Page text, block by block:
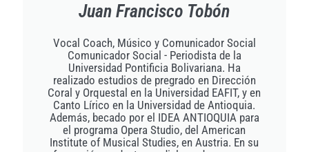
Juan Francisco Tobón
Vocal Coach, Músico y Comunicador Social
Comunicador Social - Periodista de la
Universidad Pontificia Bolivariana. Ha
realizado estudios de pregrado en Dirección
Coral y Orquestal en la Universidad EAFIT, y en
Canto Lírico en la Universidad de Antioquia.
Además, becado por el IDEA ANTIOQUIA para
el programa Opera Studio, del American
Institute of Musical Studies, en Austria. En su